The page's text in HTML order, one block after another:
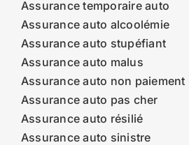
Assurance temporaire auto
Assurance auto alcoolémie
Assurance auto stupéfiant
Assurance auto malus
Assurance auto non paiement
Assurance auto pas cher
Assurance auto résilié
Assurance auto sinistre